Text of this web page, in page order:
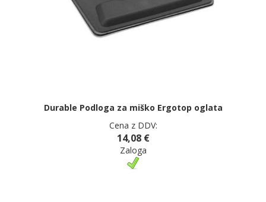
Durable Podloga za miško Ergotop oglata
Cena z DDV:
14,08 €
Zaloga